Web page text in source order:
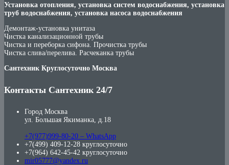
Установка отопления, установка систем водоснабжения, установка
труб водоснабжения, установка насоса водоснабжения
Демонтаж-установка унитаза
Чистка канализационной трубы
Чистка и переборка сифона. Прочистка трубы
Чистка слива/перелива. Расчеканка трубы
Сантехник Круглосуточно Москва
Контакты Сантехник 24/7
Город Москва
ул. Большая Якиманка, д.18
+7(977)999-80-20 – WhatsApp
+7(499) 409-12-28 круглосуточно
+7(964) 642-45-42 круглосуточно
mir05777@yandex.ru